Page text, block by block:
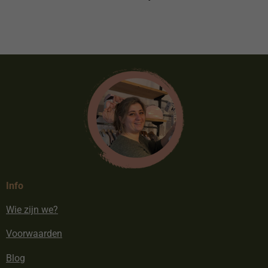
Info
Wie zijn we?
Voorwaarden
Blog